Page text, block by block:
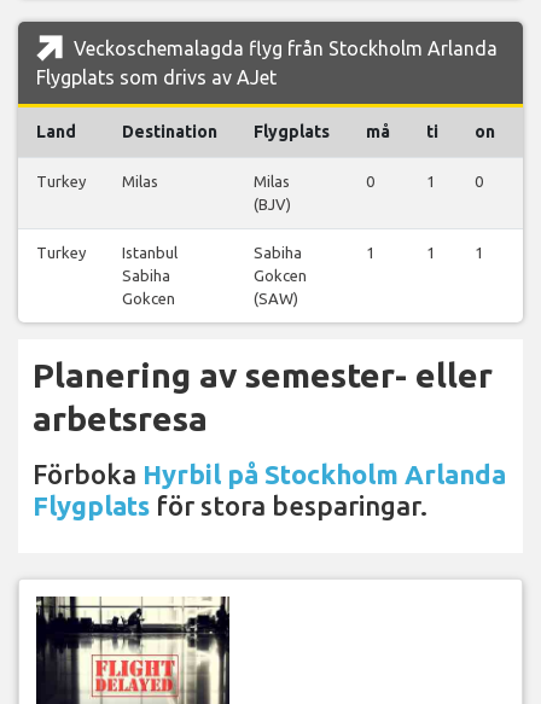
Veckoschemalagda flyg från Stockholm Arlanda
Flygplats som drivs av AJet
Land Destination Flygplats må ti on
Turkey Milas
Milas
(BJV)
0 1 0
Turkey
Istanbul
Sabiha
Gokcen
Sabiha
Gokcen
(SAW)
1 1 1
Planering av semester- eller
arbetsresa
Förboka Hyrbil på Stockholm Arlanda
Flygplats för stora besparingar.